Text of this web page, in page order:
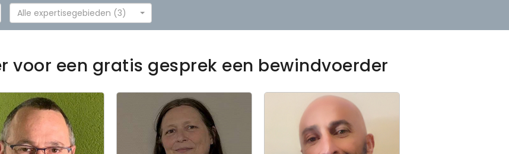
Alle expertisegebieden (3)
voor een gratis gesprek een bewindvoerder